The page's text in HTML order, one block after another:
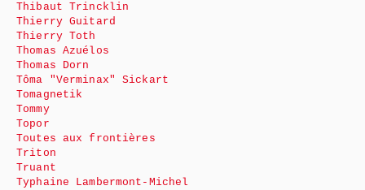
Thibaut Trincklin
Thierry Guitard
Thierry Toth
Thomas Azuélos
Thomas Dorn
Tôma "Verminax" Sickart
Tomagnetik
Tommy
Topor
Toutes aux frontières
Triton
Truant
Typhaine Lambermont-Michel